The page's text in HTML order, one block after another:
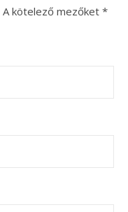
A kötelező mezőket *